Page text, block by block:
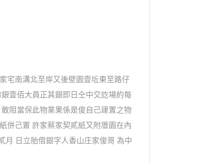
宅南溝北至岸又後壁園壹坵東至路仔
壹佰大員正其銀即日仝中交訖場約每
阻當保此物業果係是俊自己建置之物
併己置 許家蔡家契貳紙又附厝園在內
月 日立胎借銀字人香山庄家俊哥 為中